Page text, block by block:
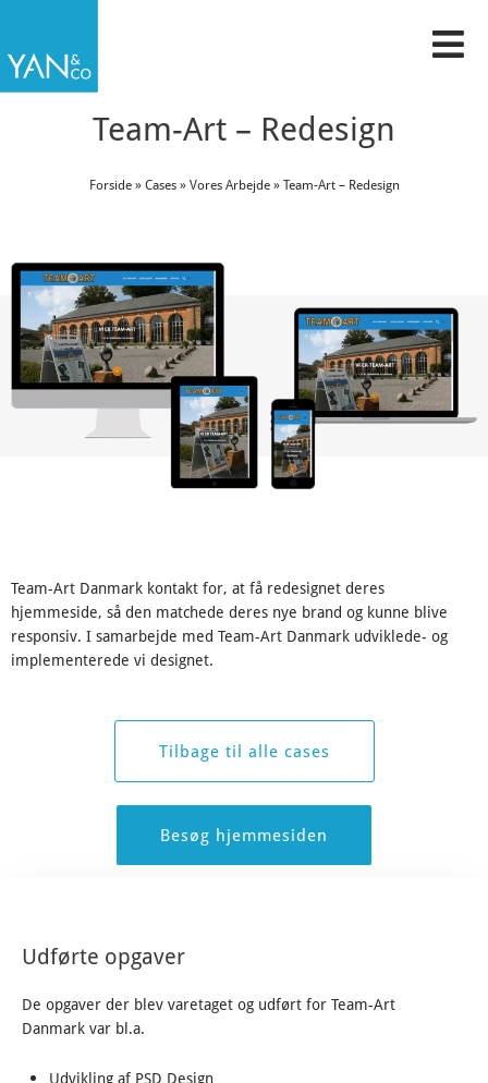
indholdet
Team-Art – Redesign
Forside»Cases»Vores Arbejde»Team-Art – Redesign
Team-Art Danmark kontakt for, at få redesignet deres
hjemmeside, så den matchede deres nye brand og kunne blive
responsiv. I samarbejde med Team-Art Danmark udviklede- og
implementerede vi designet.
Tilbage til alle cases
Besøg hjemmesiden
Udførte opgaver
De opgaver der blev varetaget og udført for Team-Art
Danmark var bl.a.
Udvikling af PSD Design